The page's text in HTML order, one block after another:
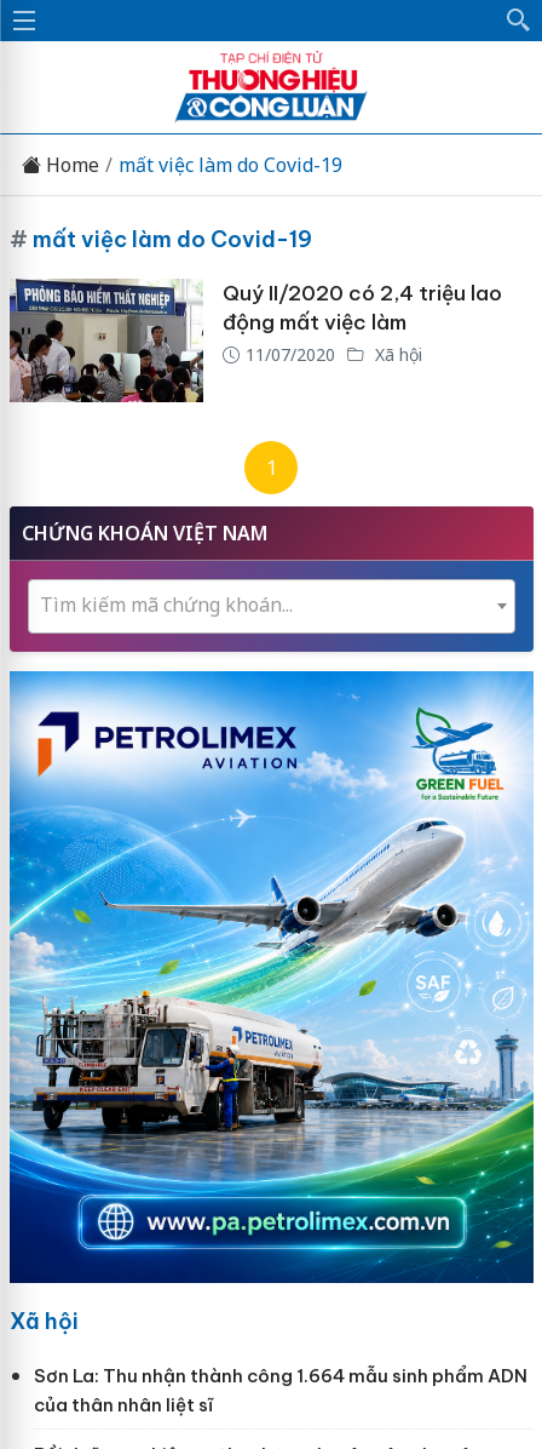
Home mất việc làm do Covid-19
# mất việc làm do Covid-19
Quý II/2020 có 2,4 triệu lao
động mất việc làm
11/07/2020 Xã hội
1
CHỨNG KHOÁN VIỆT NAM
Tìm kiếm mã chứng khoán...
Xã hội
Sơn La: Thu nhận thành công 1.664 mẫu sinh phẩm ADN
của thân nhân liệt sĩ